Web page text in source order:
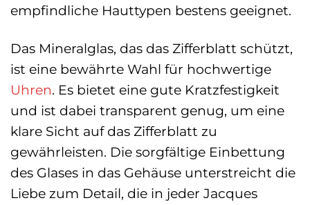
empfindliche Hauttypen bestens geeignet.
Das Mineralglas, das das Zifferblatt schützt,
ist eine bewährte Wahl für hochwertige
Uhren. Es bietet eine gute Kratzfestigkeit
und ist dabei transparent genug, um eine
klare Sicht auf das Zifferblatt zu
gewährleisten. Die sorgfältige Einbettung
des Glases in das Gehäuse unterstreicht die
Liebe zum Detail, die in jeder Jacques